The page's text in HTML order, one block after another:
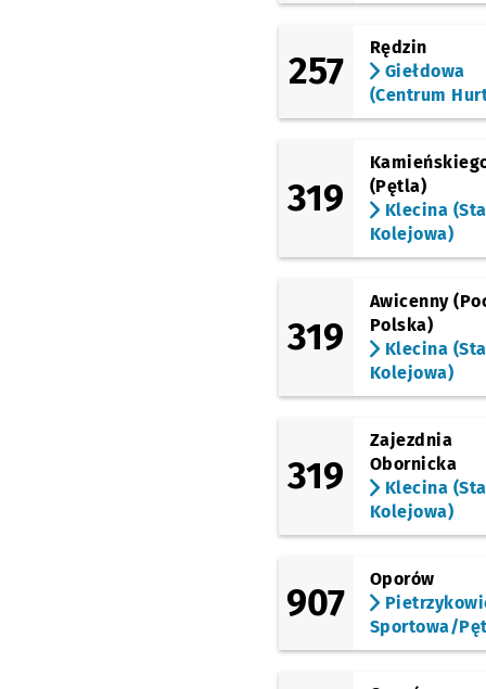
Chłodna
Sowia
(Karkonoska)
Krzyki
257
Rędzin
Giełdowa
(Centrum
319
(Pętla)
Klecina
Kolejowa)
319
Awicenny
Polska)
Klecina
Kolejowa)
319
Zajezdnia
Obornicka
Klecina
Kolejowa)
907
Oporów
Sportowa/